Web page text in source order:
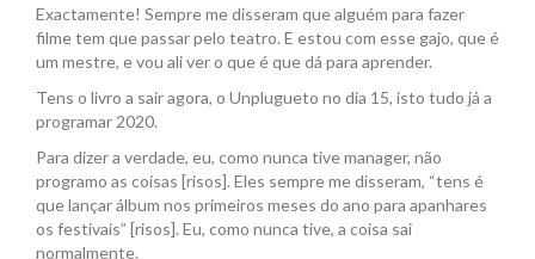
Exactamente! Sempre me disseram que alguém para fazer
filme tem que passar pelo teatro. E estou com esse gajo, que é
um mestre, e vou ali ver o que é que dá para aprender.
Tens o livro a sair agora, o Unplugueto no dia 15, isto tudo já a
programar 2020.
Para dizer a verdade, eu, como nunca tive manager, não
programo as coisas [risos]. Eles sempre me disseram, “tens é
que lançar álbum nos primeiros meses do ano para apanhares
os festivais” [risos]. Eu, como nunca tive, a coisa sai
normalmente.